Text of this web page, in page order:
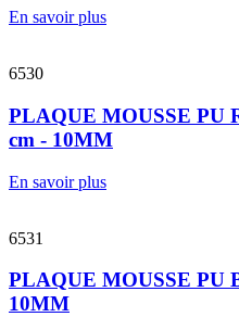
En savoir plus
6530
PLAQUE MOUSSE PU
cm - 10MM
En savoir plus
6531
PLAQUE MOUSSE PU
10MM